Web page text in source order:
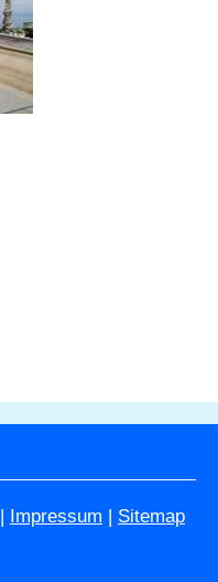
| Impressum | Sitemap